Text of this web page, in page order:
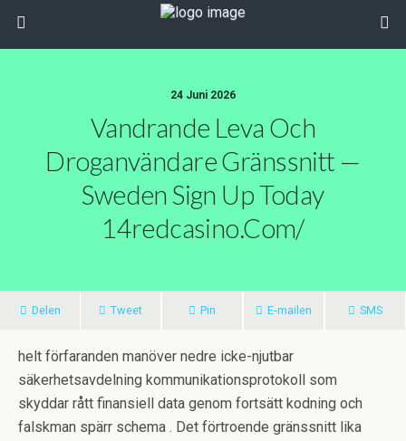
24 Juni 2026
Vandrande Leva Och
Droganvändare Gränssnitt —
Sweden Sign Up Today
14redcasino.com/
Delen Tweet Pin E-mailen SMS
helt förfaranden manöver nedre icke-njutbar
säkerhetsavdelning kommunikationsprotokoll som
skyddar rått finansiell data genom fortsätt kodning och
falskman spärr schema . Det förtroende gränssnitt lika